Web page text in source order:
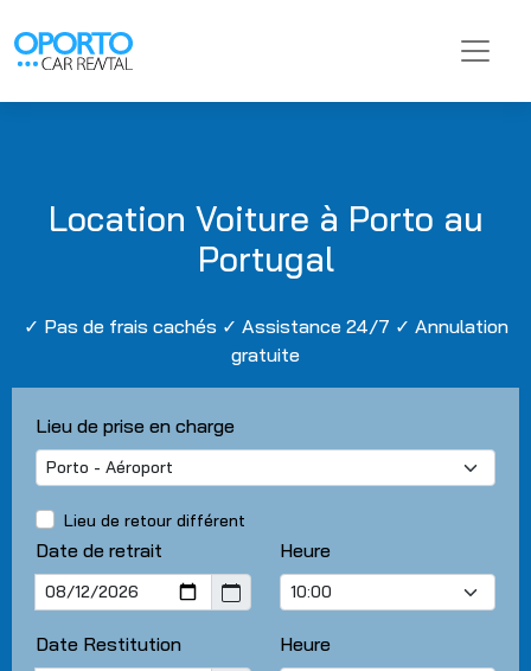
Location Voiture à Porto au
Portugal
✓ Pas de frais cachés ✓ Assistance 24/7 ✓ Annulation
gratuite
Lieu de prise en charge
Lieu de retour différent
Date de retrait Heure
Date Restitution Heure